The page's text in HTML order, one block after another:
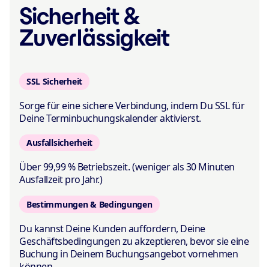
Sicherheit &
Zuverlässigkeit
SSL Sicherheit
Sorge für eine sichere Verbindung, indem Du SSL für
Deine Terminbuchungskalender aktivierst.
Ausfallsicherheit
Über 99,99 % Betriebszeit. (weniger als 30 Minuten
Ausfallzeit pro Jahr.)
Bestimmungen & Bedingungen
Du kannst Deine Kunden auffordern, Deine
Geschäftsbedingungen zu akzeptieren, bevor sie eine
Buchung in Deinem Buchungsangebot vornehmen